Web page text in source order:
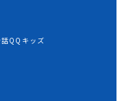
QQキッズ